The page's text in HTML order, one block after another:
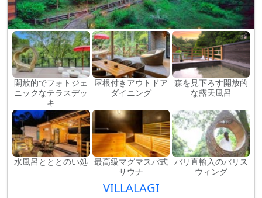
開放的でフォトジェ
ニックなテラスデッ
キ
屋根付きアウトドア
ダイニング
森を見下ろす開放的
な露天風呂
水風呂とととのい処 最高級マグマスパ式
サウナ
バリ直輸入のバリス
ウィング
VILLALAGI